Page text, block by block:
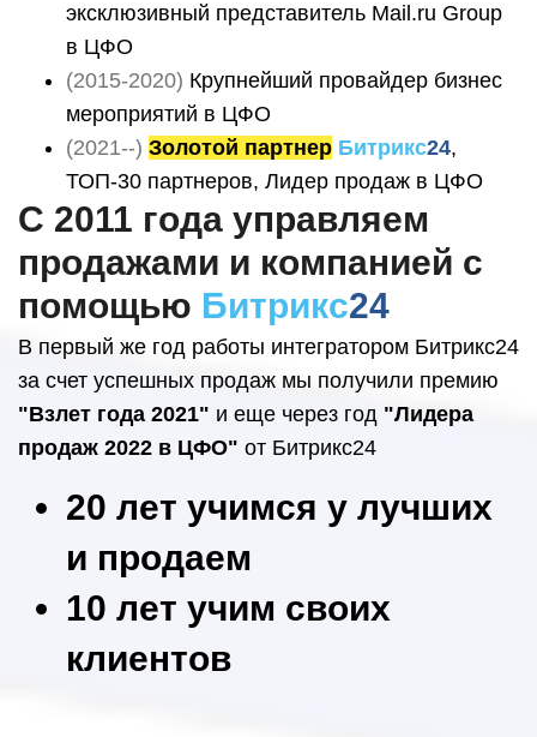
эксклюзивный представитель Mail.ru Group
в ЦФО
(2015-2020) Крупнейший провайдер бизнес
мероприятий в ЦФО
(2021--) Золотой партнер Битрикс24,
ТОП-30 партнеров, Лидер продаж в ЦФО
С 2011 года управляем
продажами и компанией с
помощью Битрикс24
В первый же год работы интегратором Битрикс24
за счет успешных продаж мы получили премию
"Взлет года 2021" и еще через год "Лидера
продаж 2022 в ЦФО" от Битрикс24
20 лет учимся у лучших
и продаем
10 лет учим своих
клиентов